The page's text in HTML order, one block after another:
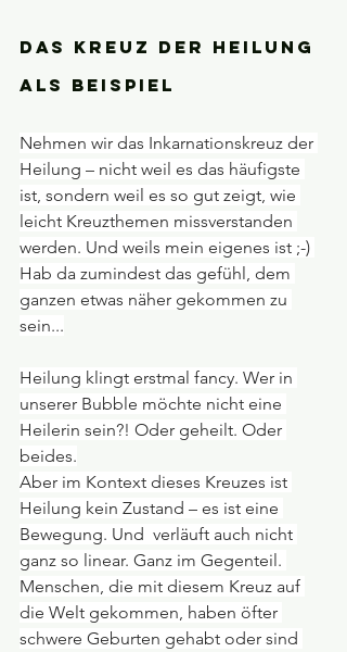
Das Kreuz der Heilung
als Beispiel
Nehmen wir das Inkarnationskreuz der
Heilung – nicht weil es das häufigste
ist, sondern weil es so gut zeigt, wie
leicht Kreuzthemen missverstanden
werden. Und weils mein eigenes ist ;-)
Hab da zumindest das gefühl, dem
ganzen etwas näher gekommen zu
sein...
Heilung klingt erstmal fancy. Wer in
unserer Bubble möchte nicht eine
Heilerin sein?! Oder geheilt. Oder
beides.
Aber im Kontext dieses Kreuzes ist
Heilung kein Zustand – es ist eine
Bewegung. Und  verläuft auch nicht
ganz so linear. Ganz im Gegenteil.
Menschen, die mit diesem Kreuz auf
die Welt gekommen, haben öfter
schwere Geburten gehabt oder sind